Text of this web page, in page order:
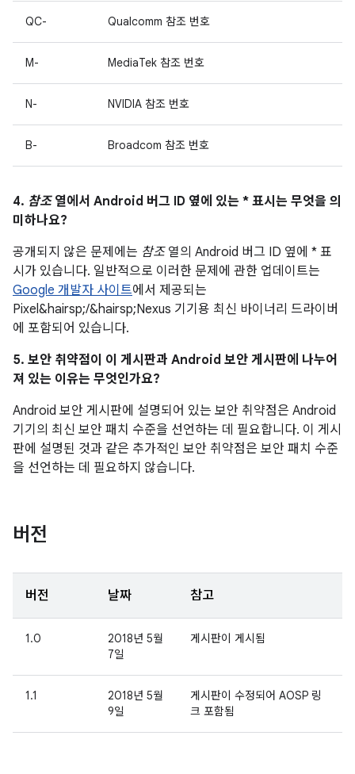
QC- Qualcomm 참조 번호
M- MediaTek 참조 번호
N- NVIDIA 참조 번호
B- Broadcom 참조 번호
4. 참조열에서 Android 버그 ID 옆에 있는 * 표시는 무엇을 의
미하나요?
공개되지 않은 문제에는 참조열의 Android 버그 ID 옆에 * 표
시가 있습니다. 일반적으로 이러한 문제에 관한 업데이트는
Google 개발자 사이트에서 제공되는
Pixel&hairsp;/&hairsp;Nexus 기기용 최신 바이너리 드라이버
에 포함되어 있습니다.
5. 보안 취약점이 이 게시판과 Android 보안 게시판에 나누어
져 있는 이유는 무엇인가요?
Android 보안 게시판에 설명되어 있는 보안 취약점은 Android
기기의 최신 보안 패치 수준을 선언하는 데 필요합니다. 이 게시
판에 설명된 것과 같은 추가적인 보안 취약점은 보안 패치 수준
을 선언하는 데 필요하지 않습니다.
버전
버전 날짜 참고
1.0
2018년 5월
7일
게시판이 게시됨
1.1
2018년 5월
9일
게시판이 수정되어 AOSP 링
크 포함됨